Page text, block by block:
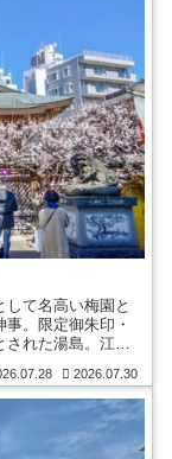
て名高い梅園と
。限定御朱印・
された湯島。江戸
2026.07.30